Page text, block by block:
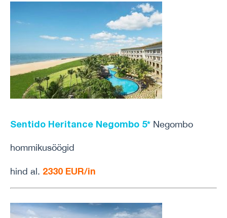
Sentido Heritance Negombo 5* Negombo
hommikusöögid
hind al. 2330 EUR/in